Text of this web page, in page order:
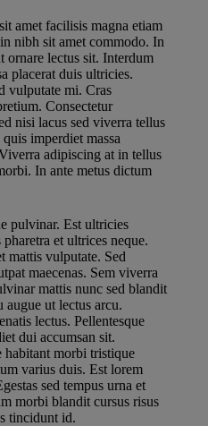
amet facilisis magna etiam
nibh sit amet commodo. In
ornare lectus sit. Interdum
placerat duis ultricies.
vulputate mi. Cras
Consectetur
nisi lacus sed viverra tellus
imperdiet massa
adipiscing at in tellus
In ante metus dictum
pulvinar. Est ultricies
et ultrices neque.
mattis vulputate. Sed
maecenas. Sem viverra
mattis nunc sed blandit
ut lectus arcu.
lectus. Pellentesque
dui accumsan sit.
habitant morbi tristique
varius duis. Est lorem
sed tempus urna et
morbi blandit cursus risus
tincidunt id.